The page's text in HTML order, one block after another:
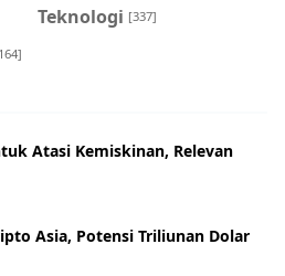
Teknologi [337]
Atasi Kemiskinan, Relevan
Asia, Potensi Triliunan Dolar